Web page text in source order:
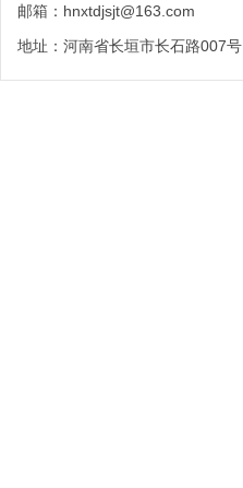
邮箱：hnxtdjsjt@163.com
地址：河南省长垣市长石路007号